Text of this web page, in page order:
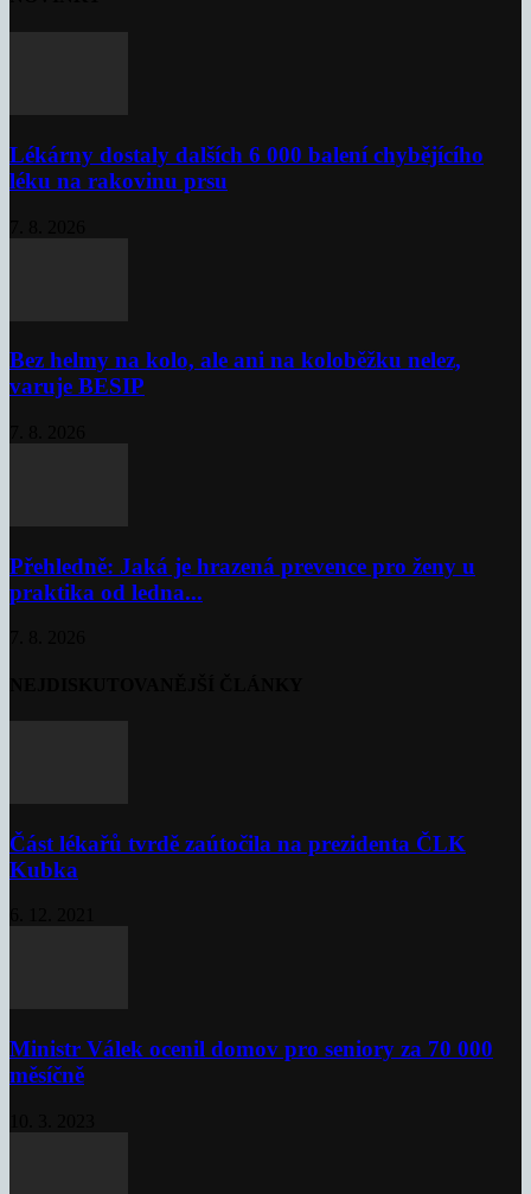
Lékárny dostaly dalších 6 000 balení chybějícího
léku na rakovinu prsu
Bez helmy na kolo, ale ani na koloběžku nelez,
varuje BESIP
Přehledně: Jaká je hrazená prevence pro ženy u
praktika od ledna...
Část lékařů tvrdě zaútočila na prezidenta ČLK
Kubka
Ministr Válek ocenil domov pro seniory za 70 000
měsíčně